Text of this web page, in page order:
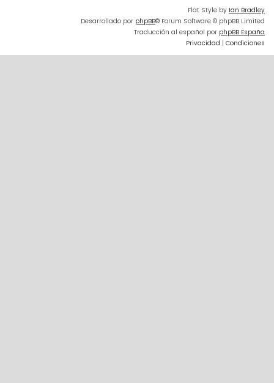
Flat Style by Ian Bradley
Desarrollado por phpBB® Forum Software © phpBB Limited
Traducción al español por phpBB España
Privacidad | Condiciones